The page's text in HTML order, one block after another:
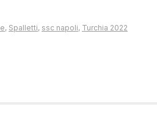
, Spalletti, ssc napoli, Turchia 2022